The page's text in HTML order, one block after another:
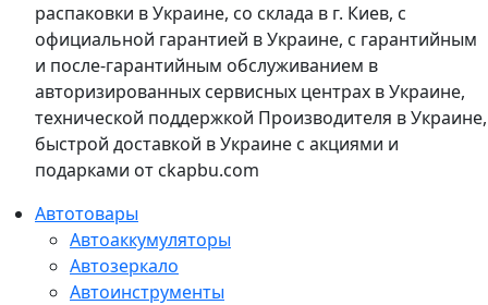
распаковки в Украине, со склада в г. Киев, с
официальной гарантией в Украине, с гарантийным
и после-гарантийным обслуживанием в
авторизированных сервисных центрах в Украине,
технической поддержкой Производителя в Украине,
быстрой доставкой в Украине с акциями и
подарками от ckapbu.com
Автотовары
Автоаккумуляторы
Автозеркало
Автоинструменты